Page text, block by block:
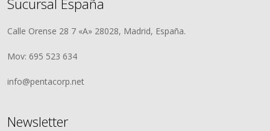
Sucursal España
Calle Orense 28 7 «A» 28028, Madrid, España.
Mov: 695 523 634
info@pentacorp.net
Newsletter